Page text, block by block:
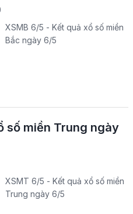
XSMB 6/5 - Kết quả xổ số miền
Bắc ngày 6/5
số miền Trung ngày
XSMT 6/5 - Kết quả xổ số miền
Trung ngày 6/5